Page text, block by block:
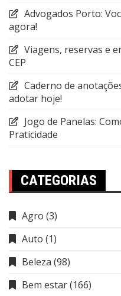
Advogados Porto:
agora!
Viagens, reservas e
CEP
Caderno de
adotar hoje!
Jogo de Panelas:
Praticidade
CATEGORIAS
Agro (3)
Auto (1)
Beleza (98)
Bem estar(166)